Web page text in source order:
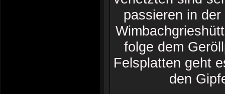
passieren in
folge dem
Felsplatten geht
den